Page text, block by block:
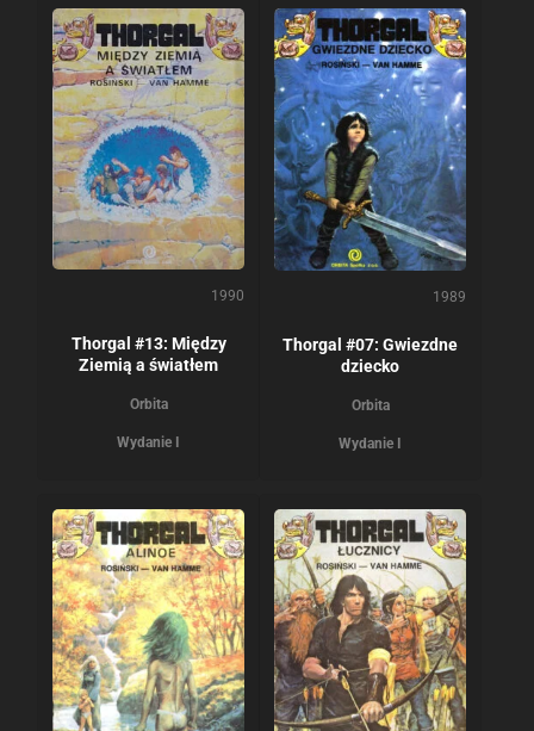
1990
Thorgal #13: Między
Ziemią a światłem
Orbita
Wydanie I
1989
Thorgal #07: Gwiezdne
dziecko
Orbita
Wydanie I